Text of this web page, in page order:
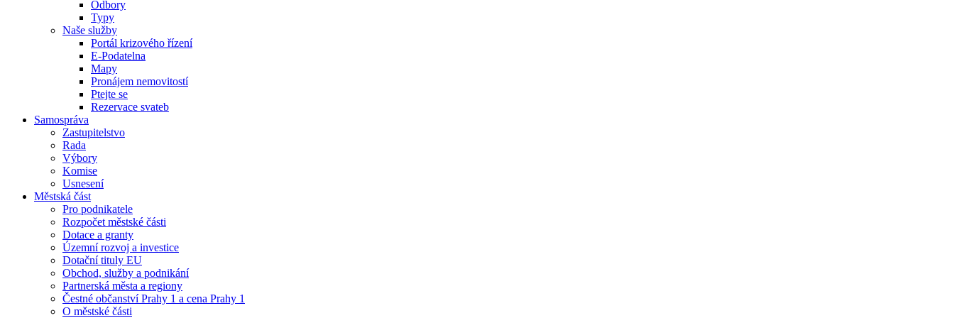
Odbory
Typy
Naše služby
Portál krizového řízení
E-Podatelna
Mapy
Pronájem nemovitostí
Ptejte se
Rezervace svateb
Samospráva
Zastupitelstvo
Rada
Výbory
Komise
Usnesení
Městská část
Pro podnikatele
Rozpočet městské části
Dotace a granty
Územní rozvoj a investice
Dotační tituly EU
Obchod, služby a podnikání
Partnerská města a regiony
Čestné občanství Prahy 1 a cena Prahy 1
O městské části